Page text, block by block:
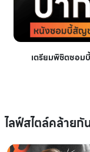
เตรียมพิชิตซอม
ไลฟ์สไตล์คล้ายกั